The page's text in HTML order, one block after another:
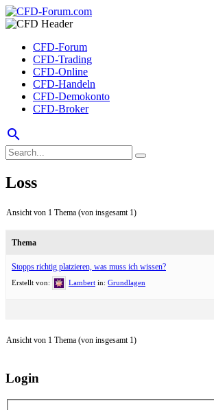
CFD-Forum
CFD-Trading
CFD-Online
CFD-Handeln
CFD-Demokonto
CFD-Broker
search
Loss
Ansicht von 1 Thema (von insgesamt 1)
Thema
Stopps richtig platzieren, was muss ich wissen?
Erstellt von: Lambert in: Grundlagen
Ansicht von 1 Thema (von insgesamt 1)
Login